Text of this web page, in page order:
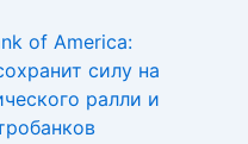
of America:
силу на
ралли и